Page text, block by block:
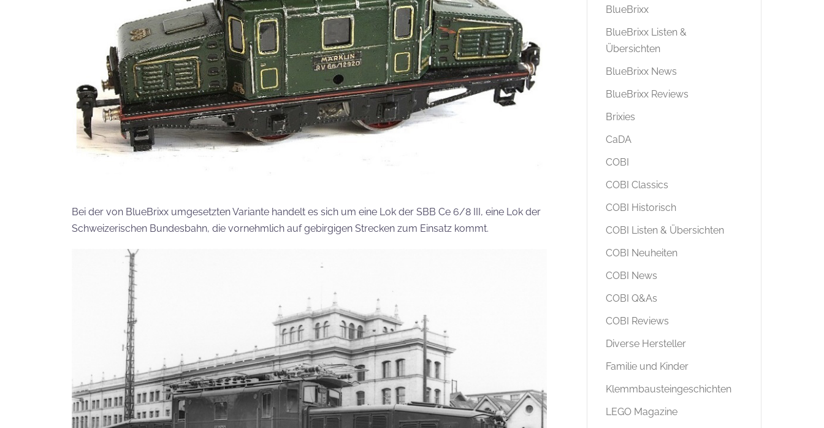
Bei der von BlueBrixx umgesetzten Variante handelt es sich um eine Lok der SBB Ce 6/8 III, eine Lok der
Schweizerischen Bundesbahn, die vornehmlich auf gebirgigen Strecken zum Einsatz kommt.
BlueBrixx
BlueBrixx Listen &
Übersichten
BlueBrixx News
BlueBrixx Reviews
Brixies
CaDA
COBI
COBI Classics
COBI Historisch
COBI Listen & Übersichten
COBI Neuheiten
COBI News
COBI Q&As
COBI Reviews
Diverse Hersteller
Familie und Kinder
Klemmbausteingeschichten
LEGO Magazine